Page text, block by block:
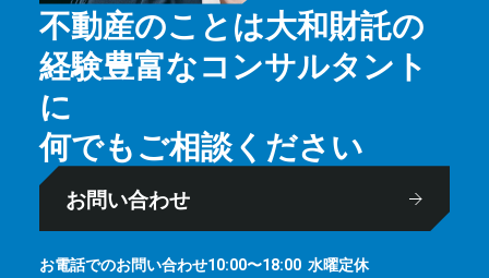
不動産のことは大和財託の
経験豊富なコンサルタント
に
何でもご相談ください
お問い合わせ
お電話でのお問い合わせ10:00〜18:00 ⽔曜定休